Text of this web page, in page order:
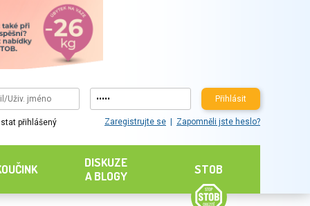
Přihlásit
přihlášený Zaregistrujte se Zapomněli jste heslo?
DISKUZE
A BLOGY
STOB